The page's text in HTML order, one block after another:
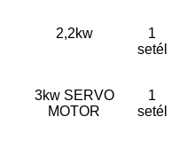
2,2kw
1
setél
3kw SERVO
MOTOR
1
setél